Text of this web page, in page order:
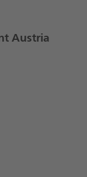
Austria
Tab